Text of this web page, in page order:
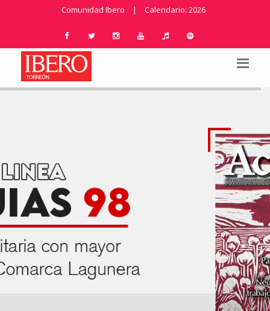
Comunidad Ibero | Calendario: 2026